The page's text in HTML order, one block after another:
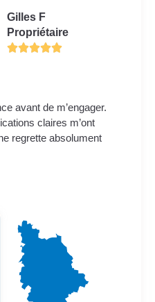
Gilles F
Propriétaire
avant de m’engager.
claires m’ont
regrette absolument